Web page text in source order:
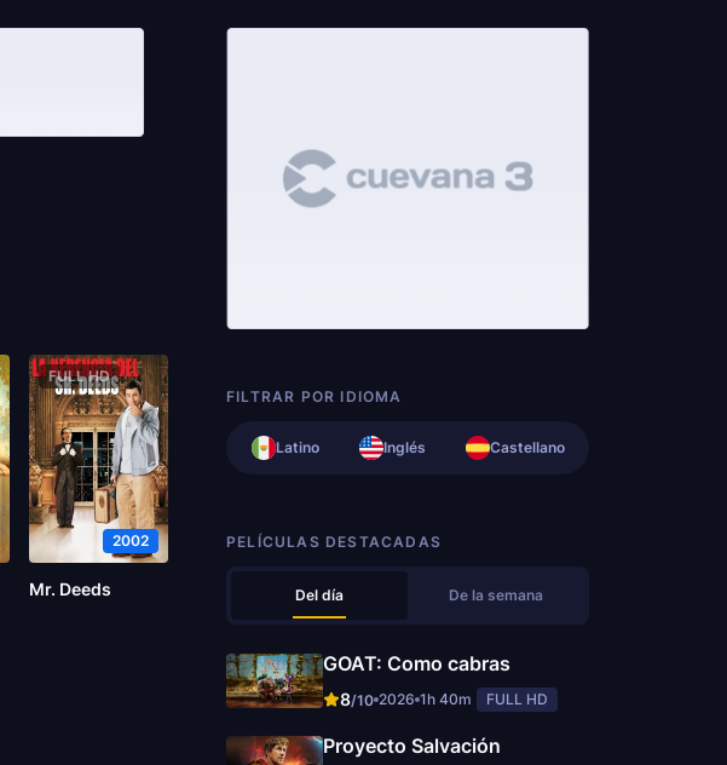
FULL HD
2002
Mr. Deeds
FILTRAR POR IDIOMA
Latino Inglés Castellano
PELÍCULAS DESTACADAS
Del día De la semana
GOAT: Como cabras
8/10 2026 1h 40m FULL HD
Proyecto Salvación